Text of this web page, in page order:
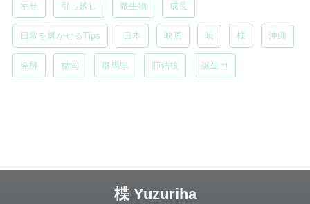
幸せ 引っ越し 微生物 成長
日常を輝かせるTips 日本 映画 暁 楪 沖縄
発酵 福岡 群馬県 肺結核 誕生日
楪 Yuzuriha